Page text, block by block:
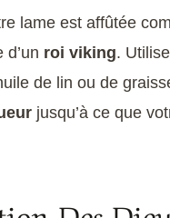
lame est affûtée
d’un roi viking.
de lin ou de
jusqu’à ce que